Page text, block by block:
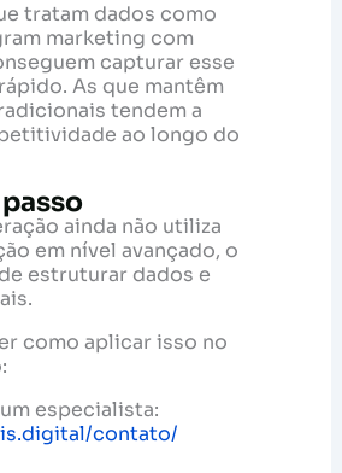
tratam dados como
marketing com
capturar esse
As que mantêm
tendem a
ao longo do
ainda não utiliza
em nível avançado, o
estruturar dados e
como aplicar isso no
especialista:
contato/